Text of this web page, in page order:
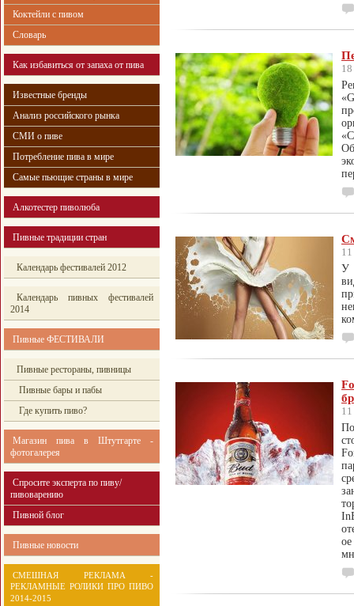
Коктейли с пивом
Словарь
Как избавиться от запаха от пива
Известные бренды
Анализ российского рынка
СМИ о пиве
Потребление пива в мире
Самые пьющие страны в мире
Алкотестер пиволюба
Пивные традиции стран
Календарь фестивалей 2012
Календарь пивных фестивалей
2014
Пивные ФЕСТИВАЛИ
Пивные рестораны, пивницы
Пивные бары и пабы
Где купить пиво?
Магазин пива в Штутгарте -
фотогалерея
Спросите эксперта по пиву/
пивоварению
Пивной блог
Пивные новости
СМЕШНАЯ РЕКЛАМА -
РЕКЛАМНЫЕ РОЛИКИ ПРО ПИВО
2014-2015
У